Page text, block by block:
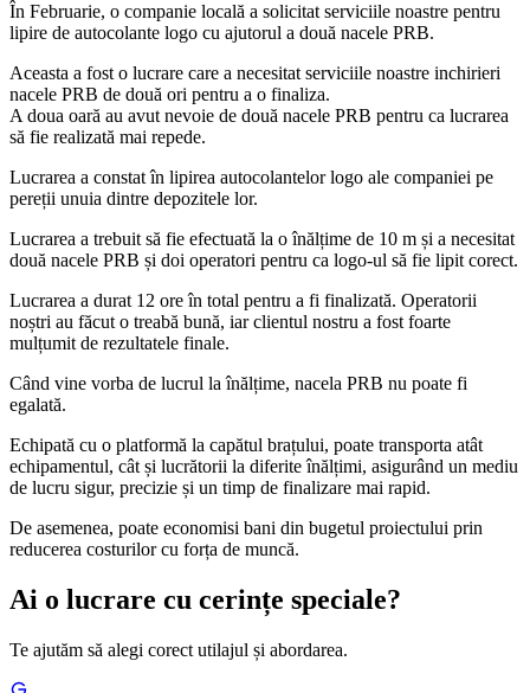
În Februarie, o companie locală a solicitat serviciile noastre pentru
lipire de autocolante logo cu ajutorul a două nacele PRB.
Aceasta a fost o lucrare care a necesitat serviciile noastre inchirieri
nacele PRB de două ori pentru a o finaliza.
A doua oară au avut nevoie de două nacele PRB pentru ca lucrarea
să fie realizată mai repede.
Lucrarea a constat în lipirea autocolantelor logo ale companiei pe
pereții unuia dintre depozitele lor.
Lucrarea a trebuit să fie efectuată la o înălțime de 10 m și a necesitat
două nacele PRB și doi operatori pentru ca logo-ul să fie lipit corect.
Lucrarea a durat 12 ore în total pentru a fi finalizată. Operatorii
noștri au făcut o treabă bună, iar clientul nostru a fost foarte
mulțumit de rezultatele finale.
Când vine vorba de lucrul la înălțime, nacela PRB nu poate fi
egalată.
Echipată cu o platformă la capătul brațului, poate transporta atât
echipamentul, cât și lucrătorii la diferite înălțimi, asigurând un mediu
de lucru sigur, precizie și un timp de finalizare mai rapid.
De asemenea, poate economisi bani din bugetul proiectului prin
reducerea costurilor cu forța de muncă.
Ai o lucrare cu cerințe speciale?
Te ajutăm să alegi corect utilajul și abordarea.